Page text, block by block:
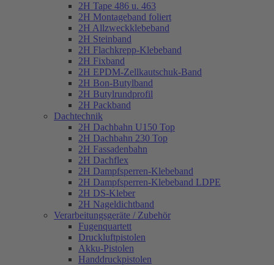
2H Tape 486 u. 463
2H Montageband foliert
2H Allzweckklebeband
2H Steinband
2H Flachkrepp-Klebeband
2H Fixband
2H EPDM-Zellkautschuk-Band
2H Bon-Butylband
2H Butylrundprofil
2H Packband
Dachtechnik
2H Dachbahn U150 Top
2H Dachbahn 230 Top
2H Fassadenbahn
2H Dachflex
2H Dampfsperren-Klebeband
2H Dampfsperren-Klebeband LDPE
2H DS-Kleber
2H Nageldichtband
Verarbeitungsgeräte / Zubehör
Fugenquartett
Druckluftpistolen
Akku-Pistolen
Handdruckpistolen